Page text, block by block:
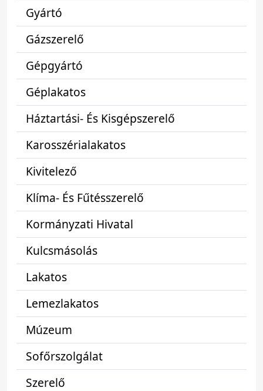
Gyártó
Gázszerelő
Gépgyártó
Géplakatos
Háztartási- És Kisgépszerelő
Karosszérialakatos
Kivitelező
Klíma- És Fűtésszerelő
Kormányzati Hivatal
Kulcsmásolás
Lakatos
Lemezlakatos
Múzeum
Sofőrszolgálat
Szerelő